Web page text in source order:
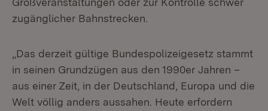
zugänglicher Bahnstrecken.
„Das derzeit gültige Bundespolizeigesetz stammt
in seinen Grundzügen aus den 1990er Jahren –
aus einer Zeit, in der Deutschland, Europa und die
Welt völlig anders aussahen. Heute erfordern